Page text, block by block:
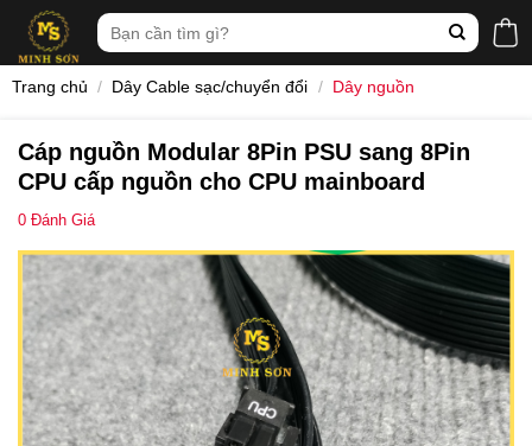
content
Tìm
kiếm:
Trang chủ / Dây Cable sạc/chuyển đổi / Dây nguồn
Cáp nguồn Modular 8Pin PSU sang 8Pin
CPU cấp nguồn cho CPU mainboard
0 Đánh Giá